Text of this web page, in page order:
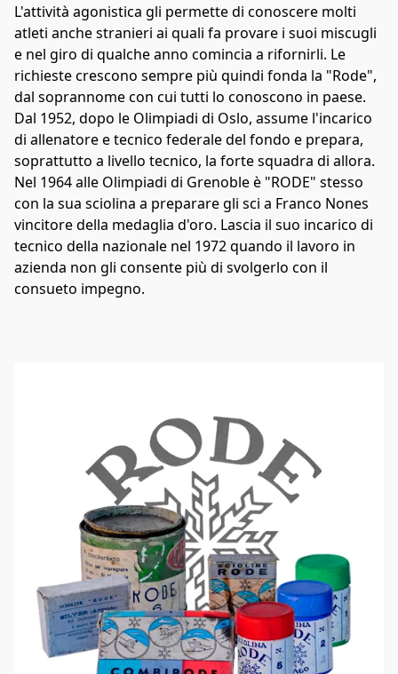
L'attività agonistica gli permette di conoscere molti
atleti anche stranieri ai quali fa provare i suoi miscugli
e nel giro di qualche anno comincia a rifornirli. Le
richieste crescono sempre più quindi fonda la "Rode",
dal soprannome con cui tutti lo conoscono in paese.
Dal 1952, dopo le Olimpiadi di Oslo, assume l'incarico
di allenatore e tecnico federale del fondo e prepara,
soprattutto a livello tecnico, la forte squadra di allora.
Nel 1964 alle Olimpiadi di Grenoble è "RODE" stesso
con la sua sciolina a preparare gli sci a Franco Nones
vincitore della medaglia d'oro. Lascia il suo incarico di
tecnico della nazionale nel 1972 quando il lavoro in
azienda non gli consente più di svolgerlo con il
consueto impegno.